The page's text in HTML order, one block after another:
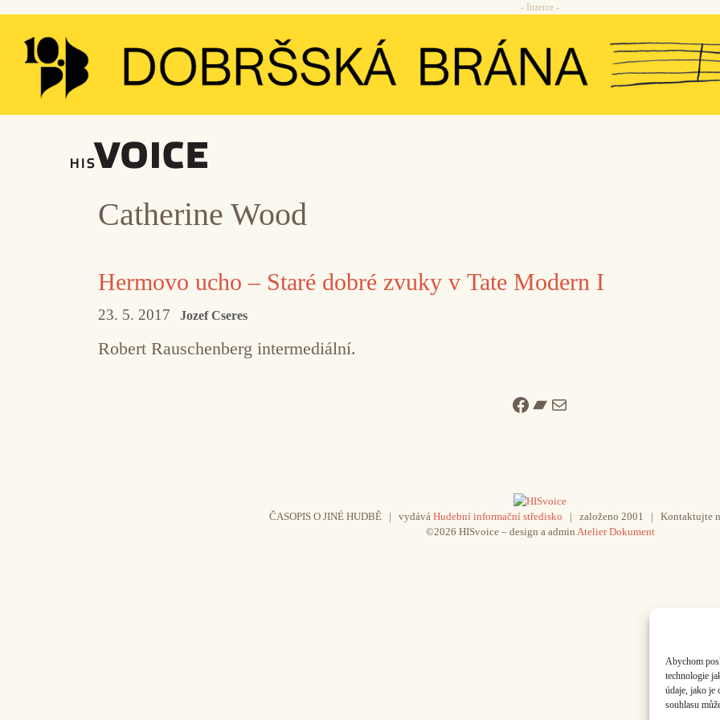
Abychom
technologie
údaje, jako je
souhlasu
Přeskočit
obsah
- Inzerce -
Catherine Wood
Hermovo ucho – Staré dobré zvuky v Tate Modern I
23. 5. 2017 Jozef Cseres
Robert Rauschenberg intermediální.
Facebook
Bandcamp
Mail
ČASOPIS O JINÉ HUDBĚ | vydává Hudební informační středisko | založeno 2001 | Kontaktujte
©2026 HISvoice – design a admin Atelier Dokument